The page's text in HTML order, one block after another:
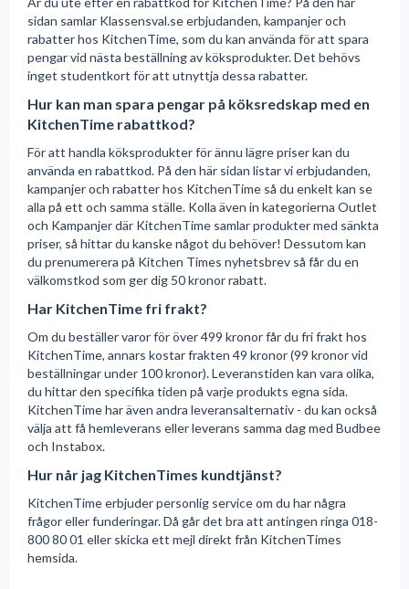
sidan samlar Klassensval.se erbjudanden, kampanjer och
rabatter hos KitchenTime, som du kan använda för att spara
pengar vid nästa beställning av köksprodukter. Det behövs
inget studentkort för att utnyttja dessa rabatter.
Hur kan man spara pengar på köksredskap med en
KitchenTime rabattkod?
För att handla köksprodukter för ännu lägre priser kan du
använda en rabattkod. På den här sidan listar vi erbjudanden,
kampanjer och rabatter hos KitchenTime så du enkelt kan se
alla på ett och samma ställe. Kolla även in kategorierna Outlet
och Kampanjer där KitchenTime samlar produkter med sänkta
priser, så hittar du kanske något du behöver! Dessutom kan
du prenumerera på Kitchen Times nyhetsbrev så får du en
välkomstkod som ger dig 50 kronor rabatt.
Har KitchenTime fri frakt?
Om du beställer varor för över 499 kronor får du fri frakt hos
KitchenTime, annars kostar frakten 49 kronor (99 kronor vid
beställningar under 100 kronor). Leveranstiden kan vara olika,
du hittar den specifika tiden på varje produkts egna sida.
KitchenTime har även andra leveransalternativ - du kan också
välja att få hemleverans eller leverans samma dag med Budbee
och Instabox.
Hur når jag KitchenTimes kundtjänst?
KitchenTime erbjuder personlig service om du har några
frågor eller funderingar. Då går det bra att antingen ringa 018-
800 80 01 eller skicka ett mejl direkt från KitchenTimes
hemsida.